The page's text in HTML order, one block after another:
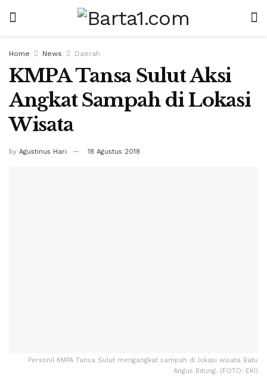
Home News Daerah
KMPA Tansa Sulut Aksi
Angkat Sampah di Lokasi
Wisata
by Agustinus Hari 18 Agustus 2018
Personil KMPA Tansa Sulut mengangkat sampah di lokasi wisata Batu
Angus Bitung. (FOTO: EKI)